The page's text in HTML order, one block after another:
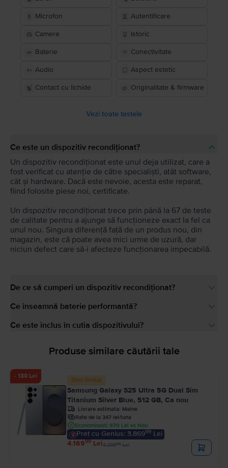
Microfon Autentificare
Camere Istoric
Baterie Conectivitate
Audio Aspect estetic
Contact cu lichide Originalitate & firmware
Vezi toate testele
Ce este un dispozitiv recondiționat?
Un dispozitiv recondiționat este unul deja utilizat, care a
fost verificat cu atenție de către specialiști, atât software,
cât și hardware. Dacă este nevoie, acesta este reparat,
fiind folosite piese noi, certificate.
Un dispozitiv recondiționat trece prin până la 67 de teste
de calitate pentru a ajunge să funcționeze exact la fel ca
unul nou. Singura diferență față de un produs nou, din
magazin, este că poate avea mici urme de uzură, dar
niciun defect care să-i afecteze funcționarea impecabilă.
De ce să cumperi un dispozitiv recondiționat?
Ce înseamnă baterie performantă?
Ce este inclus în cutia dispozitivului?
Produse similare căutării tale
- 130 Lei
Stoc limitat
Samsung Galaxy S25 Ultra 5G Dual Sim
Titanium Silver Blue, 512 GB, Ca nou
Livrare estimata: Maine
Rate de la 347 lei/luna
Economisesti 970 Lei vs Nou
Pret cu Genius: 3.86999 Lei
4.16999 Lei4.29999Lei